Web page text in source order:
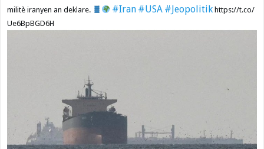
militè iranyen an deklare.
#Iran #USA #Jeopolitikhttps://t.co/
Ue6BpBGD6H